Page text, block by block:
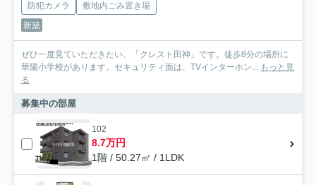
防犯カメラ
敷地内ごみ置き場
新築
ぜひ一度見ていただきたい、「クレスト田神」です。徒歩8分の場所に
華陽小学校があります。セキュリティ面は、TVインターホン... もっと見
る
募集中の部屋
102
8.7万円
1階 / 50.27㎡ / 1LDK